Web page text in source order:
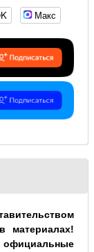
Макс
материалах!
официальные